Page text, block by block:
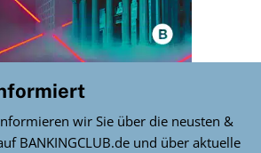
wir Sie über die neusten &
BANKINGCLUB.de und über aktuelle